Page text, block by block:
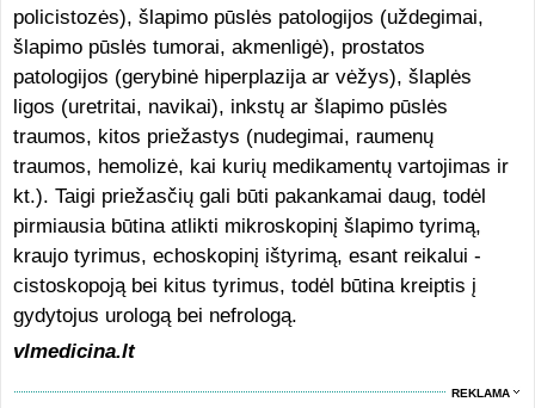
policistozės), šlapimo pūslės patologijos (uždegimai,
šlapimo pūslės tumorai, akmenligė), prostatos
patologijos (gerybinė hiperplazija ar vėžys), šlaplės
ligos (uretritai, navikai), inkstų ar šlapimo pūslės
traumos, kitos priežastys (nudegimai, raumenų
traumos, hemolizė, kai kurių medikamentų vartojimas ir
kt.). Taigi priežasčių gali būti pakankamai daug, todėl
pirmiausia būtina atlikti mikroskopinį šlapimo tyrimą,
kraujo tyrimus, echoskopinį ištyrimą, esant reikalui -
cistoskopoją bei kitus tyrimus, todėl būtina kreiptis į
gydytojus urologą bei nefrologą.
vlmedicina.lt
REKLAMA